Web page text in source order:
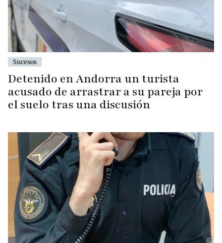
Sucesos
Detenido en Andorra un turista
acusado de arrastrar a su pareja por
el suelo tras una discusión